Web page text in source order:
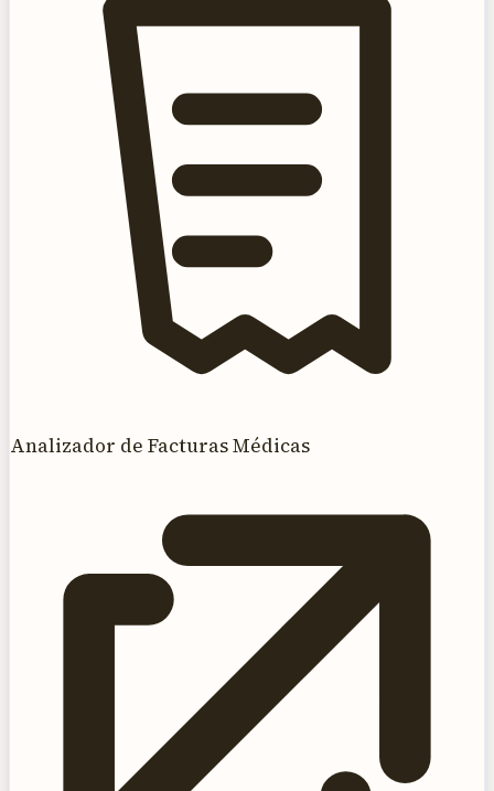
Analizador de Facturas Médicas